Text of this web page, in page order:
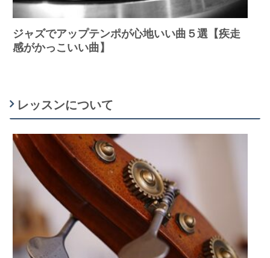
ジャズでアップテンポが心地いい曲５選【疾走
感がかっこいい曲】
レッスンについて